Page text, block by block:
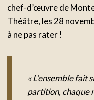
chef-d’œuvre de
Théâtre, les 28
à ne pas rater !
« L’ensemble fait
partition, chaque